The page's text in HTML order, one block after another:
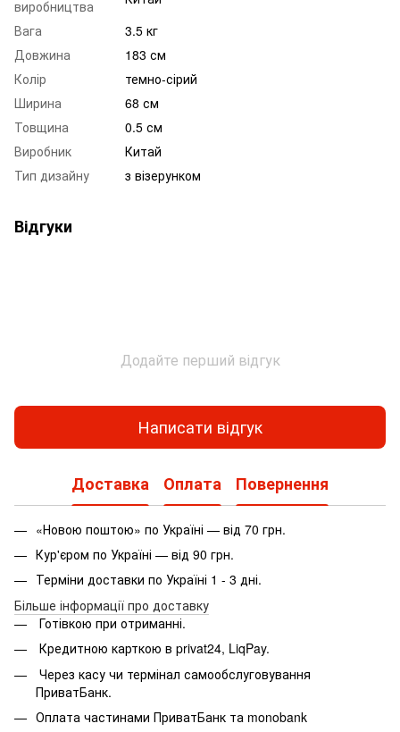
виробництва
Вага
3.5 кг
Довжина
183 см
Колір
темно-сірий
Ширина
68 см
Товщина
0.5 см
Виробник
Китай
Тип дизайну
з візерунком
Відгуки
Додайте перший відгук
Написати відгук
Доставка Оплата Повернення
«Новою поштою» по Україні — від 70 грн.
Кур'єром по Україні — від 90 грн.
Терміни доставки по Україні 1 - 3 дні.
Більше інформації про доставку
Готівкою при отриманні.
Кредитною карткою в privat24, LiqPay.
Через касу чи термінал самообслуговування
ПриватБанк.
Оплата частинами ПриватБанк та monobank